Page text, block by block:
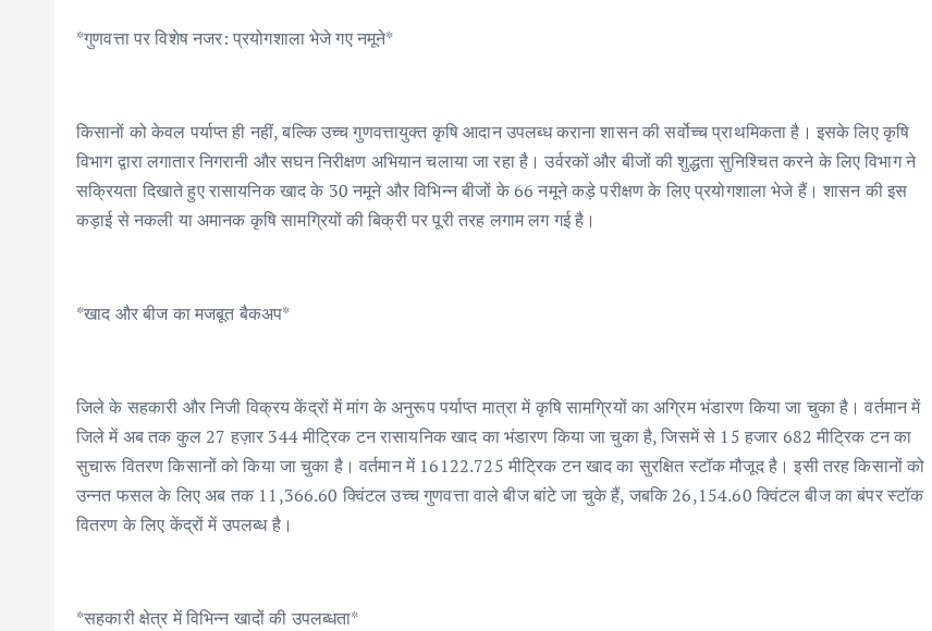
*गुणवत्ता पर विशेष नजर: प्रयोगशाला भेजे गए नमूने*
किसानों को केवल पर्याप्त ही नहीं, बल्कि उच्च गुणवत्तायुक्त कृषि आदान उपलब्ध कराना शासन की सर्वोच्च प्राथमिकता है। इसके लिए कृषि
विभाग द्वारा लगातार निगरानी और सघन निरीक्षण अभियान चलाया जा रहा है। उर्वरकों और बीजों की शुद्धता सुनिश्चित करने के लिए विभाग ने
सक्रियता दिखाते हुए रासायनिक खाद के 30 नमूने और विभिन्न बीजों के 66 नमूने कड़े परीक्षण के लिए प्रयोगशाला भेजे हैं। शासन की इस
कड़ाई से नकली या अमानक कृषि सामग्रियों की बिक्री पर पूरी तरह लगाम लग गई है।
*खाद और बीज का मजबूत बैकअप*
जिले के सहकारी और निजी विक्रय केंद्रों में मांग के अनुरूप पर्याप्त मात्रा में कृषि सामग्रियों का अग्रिम भंडारण किया जा चुका है। वर्तमान में
जिले में अब तक कुल 27 हज़ार 344 मीट्रिक टन रासायनिक खाद का भंडारण किया जा चुका है, जिसमें से 15 हजार 682 मीट्रिक टन का
सुचारू वितरण किसानों को किया जा चुका है। वर्तमान में 16122.725 मीट्रिक टन खाद का सुरक्षित स्टॉक मौजूद है। इसी तरह किसानों को
उन्नत फसल के लिए अब तक 11,366.60 क्विंटल उच्च गुणवत्ता वाले बीज बांटे जा चुके हैं, जबकि 26,154.60 क्विंटल बीज का बंपर स्टॉक
वितरण के लिए केंद्रों में उपलब्ध है।
*सहकारी क्षेत्र में विभिन्न खादों की उपलब्धता*